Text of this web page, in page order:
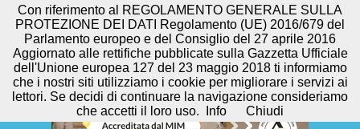
Con riferimento al REGOLAMENTO GENERALE SULLA
PROTEZIONE DEI DATI Regolamento (UE) 2016/679 del
Parlamento europeo e del Consiglio del 27 aprile 2016
Aggiornato alle rettifiche pubblicate sulla Gazzetta Ufficiale
dell'Unione europea 127 del 23 maggio 2018 ti informiamo
che i nostri siti utilizziamo i cookie per migliorare i servizi ai
lettori. Se decidi di continuare la navigazione consideriamo
che accetti il loro uso.
Info Chiudi